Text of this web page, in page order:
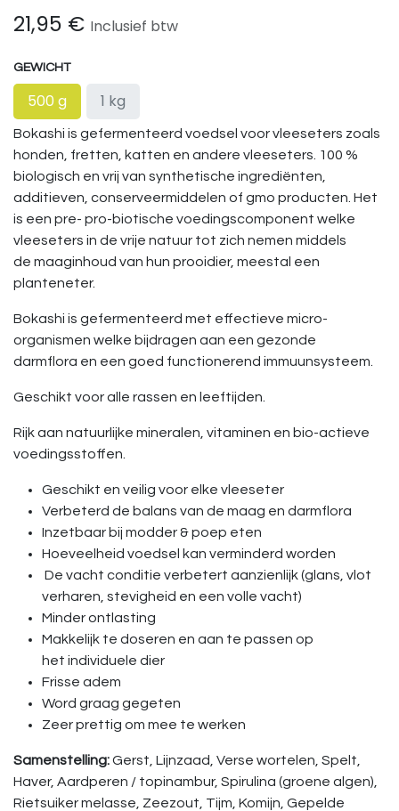
21,95 € Inclusief btw
GEWICHT
500 g 1 kg
Bokashi is gefermenteerd voedsel voor vleeseters zoals
honden, fretten, katten en andere vleeseters. 100 %
biologisch en vrij van synthetische ingrediënten,
additieven, conserveermiddelen of gmo producten. Het
is een pre- pro-biotische voedingscomponent welke
vleeseters in de vrije natuur tot zich nemen middels
de maaginhoud van hun prooidier, meestal een
planteneter.
Bokashi is gefermenteerd met effectieve micro-
organismen welke bijdragen aan een gezonde
darmflora en een goed functionerend immuunsysteem.
Geschikt voor alle rassen en leeftijden.
Rijk aan natuurlijke mineralen, vitaminen en bio-actieve
voedingsstoffen.
Geschikt en veilig voor elke vleeseter
Verbeterd de balans van de maag en darmflora
Inzetbaar bij modder & poep eten
Hoeveelheid voedsel kan verminderd worden
De vacht conditie verbetert aanzienlijk (glans, vlot
verharen, stevigheid en een volle vacht)
Minder ontlasting
Makkelijk te doseren en aan te passen op
het individuele dier
Frisse adem
Word graag gegeten
Zeer prettig om mee te werken
Samenstelling:Gerst, Lijnzaad, Verse wortelen, Spelt,
Haver, Aardperen / topinambur, Spirulina (groene algen),
Rietsuiker melasse, Zeezout, Tijm, Komijn, Gepelde